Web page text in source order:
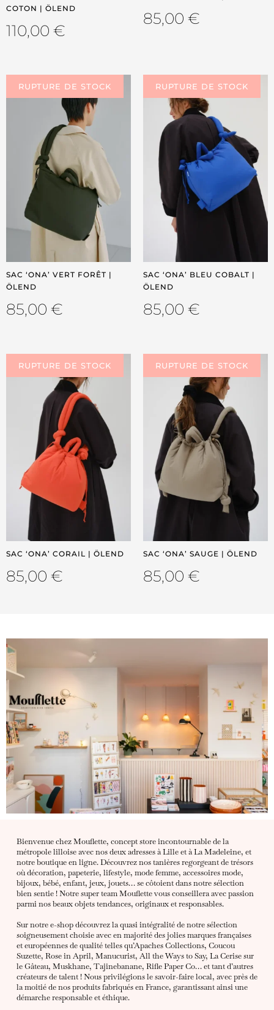
COTON | ÖLEND
110,00 €
85,00 €
SAC ‘ONA’ VERT FORÊT |
ÖLEND
85,00 €
SAC ‘ONA’ BLEU COBALT |
ÖLEND
85,00 €
SAC ‘ONA’ CORAIL | ÖLEND
85,00 €
SAC ‘ONA’ SAUGE | ÖLEND
85,00 €
Bienvenue chez Mouflette, concept store incontournable de la
métropole lilloise avec nos deux adresses à Lille et à La Madeleine, et
notre boutique en ligne. Découvrez nos tanières regorgeant de trésors
où décoration, papeterie, lifestyle, mode femme, accessoires mode,
bijoux, bébé, enfant, jeux, jouets… se côtoient dans notre sélection
bien sentie ! Notre super team Mouflette vous conseillera avec passion
parmi nos beaux objets tendances, originaux et responsables.
Sur notre e-shop découvrez la quasi intégralité de notre sélection
soigneusement choisie avec en majorité des jolies marques françaises
et européennes de qualité telles qu’Apaches Collections, Coucou
Suzette, Rose in April, Manucurist, All the Ways to Say, La Cerise sur
le Gâteau, Muskhane, Tajinebanane, Rifle Paper Co… et tant d’autres
créateurs de talent ! Nous privilégions le savoir-faire local, avec près de
la moitié de nos produits fabriqués en France, garantissant ainsi une
démarche responsable et éthique.